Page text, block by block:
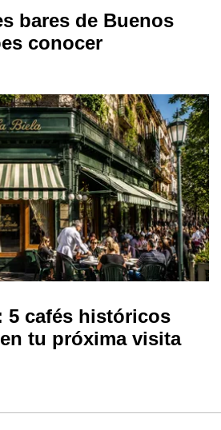
bares de Buenos
conocer
5 cafés históricos
tu próxima visita